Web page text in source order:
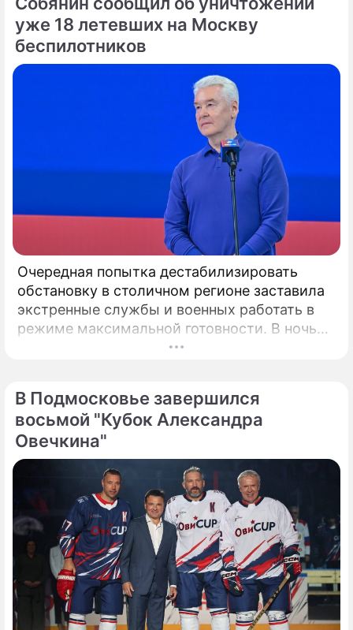
уже 18 летевших на Москву
беспилотников
Очередная попытка дестабилизировать
обстановку в столичном регионе заставила
экстренные службы и военных работать в
режиме максимальной готовности. В ночь
на сегодня силы противовоздушной
масштабную угрозу безопасности
столичного региона.
В Подмосковье завершился
восьмой "Кубок Александра
Овечкина"